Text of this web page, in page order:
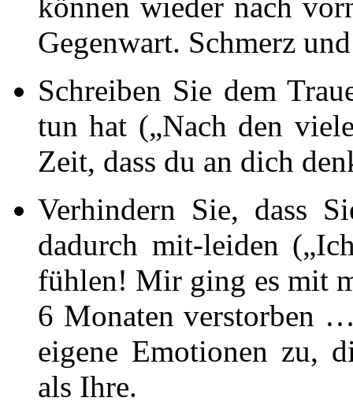
können wieder nach
Gegenwart. Schmerz
Schreiben Sie dem
tun hat („Nach den
Zeit, dass du an dich
Verhindern Sie, dass
dadurch mit-leiden
fühlen! Mir ging es mit
6 Monaten verstorben
eigene Emotionen zu,
als Ihre.